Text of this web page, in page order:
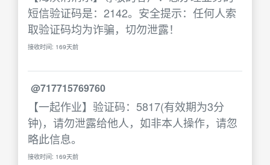
短信验证码是：2142。安全提示：任何人索
取验证码均为诈骗，切勿泄露！
接收时间: 169天前
@717715769760
【一起作业】验证码：5817(有效期为3分
钟)，请勿泄露给他人，如非本人操作，请忽
略此信息。
接收时间: 169天前